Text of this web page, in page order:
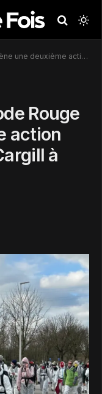
devant le siège de Cargill à Malines
Rouge
action
à